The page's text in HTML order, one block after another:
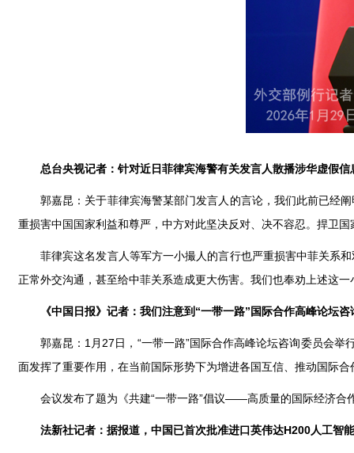
总台央视记者：针对近日菲律宾海警有关发言人散播涉华虚假
郭嘉昆：关于菲律宾海警某部门发言人的言论，我们此前已经
重损害中国国家利益和尊严，中方对此坚决反对、决不容忍。捍卫
菲律宾这名发言人等军方一小撮人的言行也严重损害中菲关系
正常外交沟通，甚至给中菲关系造成更大伤害。我们也奉劝上述这
《中国日报》记者：我们注意到“一带一路”国际合作高峰论坛
郭嘉昆：1月27日，“一带一路”国际合作高峰论坛咨询委员会
面发挥了重要作用，在当前国际形势下为增进各国互信、推动国际
会议发布了题为《共建“一带一路”倡议——高质量的国际经济合
法新社记者：据报道，中国已首次批准进口英伟达H200人工智